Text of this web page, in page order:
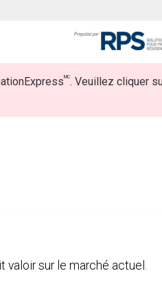
MC. Veuillez cliquer
sur le marché actuel.